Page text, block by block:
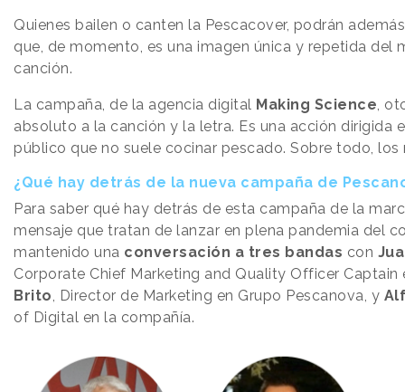
Quienes bailen o canten la Pescacover, podrán
que, de momento, es una imagen única y repetida del
canción.
La campaña, de la agencia digital Making Science,
absoluto a la canción y la letra. Es una acción dirigida
público que no suele cocinar pescado. Sobre todo,
¿Qué hay detrás de la nueva campaña de
Para saber qué hay detrás de esta campaña de la
mensaje que tratan de lanzar en plena pandemia del
mantenido una conversación a tres bandas con
Corporate Chief Marketing and Quality Officer Captain
Brito, Director de Marketing en Grupo Pescanova, y
of Digital en la compañía.